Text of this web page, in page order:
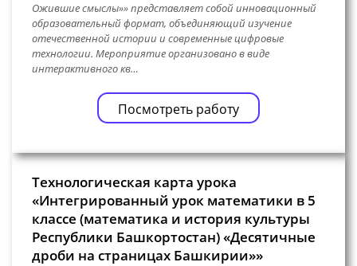
Ожившие смыслы»» представляет собой инновационный
образовательный формат, объединяющий изучение
отечественной истории и современные цифровые
технологии. Мероприятие организовано в виде
интерактивного кв…
Посмотреть работу
Технологическая карта урока
«Интегрированный урок математики в 5
классе (математика и история культуры
Республики Башкортостан) «Десятичные
дроби на страницах Башкирии»»